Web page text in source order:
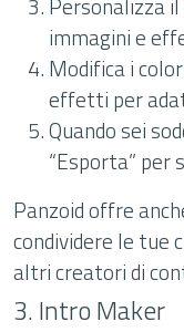
immagini e
Modifica i
effetti per
Quando sei
“Esporta” per
Panzoid offre
condividere le tue
altri creatori di
3. Intro Maker